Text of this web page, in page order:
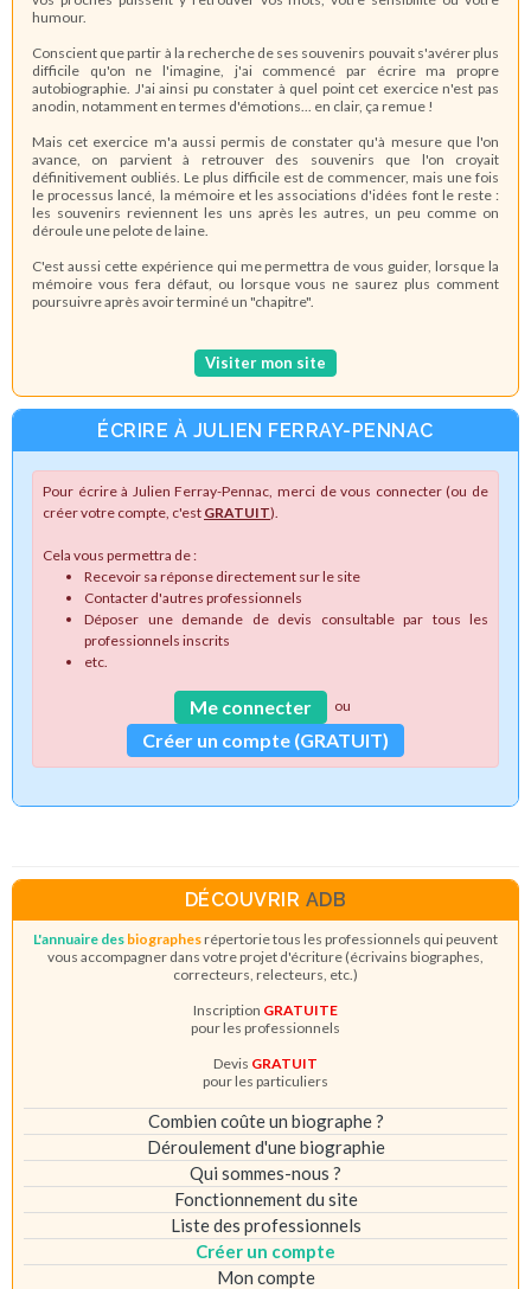
humour.
Conscient que partir à la recherche de ses souvenirs pouvait s'avérer plus
difficile qu'on ne l'imagine, j'ai commencé par écrire ma propre
autobiographie. J'ai ainsi pu constater à quel point cet exercice n'est pas
anodin, notamment en termes d'émotions... en clair, ça remue !
Mais cet exercice m'a aussi permis de constater qu'à mesure que l'on
avance, on parvient à retrouver des souvenirs que l'on croyait
définitivement oubliés. Le plus difficile est de commencer, mais une fois
le processus lancé, la mémoire et les associations d'idées font le reste :
les souvenirs reviennent les uns après les autres, un peu comme on
déroule une pelote de laine.
C'est aussi cette expérience qui me permettra de vous guider, lorsque la
mémoire vous fera défaut, ou lorsque vous ne saurez plus comment
poursuivre après avoir terminé un "chapitre".
Visiter mon site
ÉCRIRE À JULIEN FERRAY-PENNAC
Pour écrire à Julien Ferray-Pennac, merci de vous connecter (ou de
créer votre compte, c'est GRATUIT).
Cela vous permettra de :
Recevoir sa réponse directement sur le site
Contacter d'autres professionnels
Déposer une demande de devis consultable par tous les
professionnels inscrits
etc.
Me connecter ou
Créer un compte (GRATUIT)
DÉCOUVRIR ADB
L'annuaire des biographesrépertorie tous les professionnels qui peuvent
vous accompagner dans votre projet d'écriture (écrivains biographes,
correcteurs, relecteurs, etc.)
Inscription GRATUITE
pour les professionnels
Devis GRATUIT
pour les particuliers
Combien coûte un biographe ?
Déroulement d'une biographie
Qui sommes-nous ?
Fonctionnement du site
Liste des professionnels
Créer un compte
Mon compte